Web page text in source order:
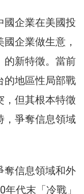
國企業在美國投
企業做生意，
的新特徵。當前
的地區性局部戰
，但其根本特徵
，爭奪信息領域
奪信息領域和外
代末「冷戰」